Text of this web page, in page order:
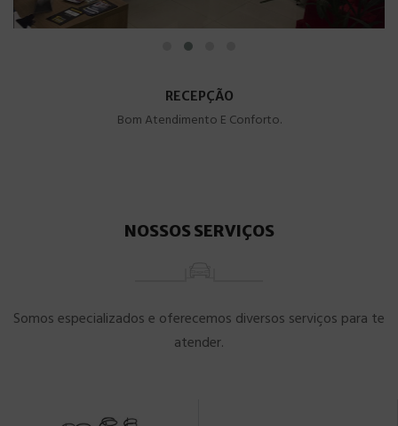
RECEPÇÃO
Bom Atendimento E Conforto.
NOSSOS SERVIÇOS
Somos especializados e oferecemos diversos serviços para te
atender.